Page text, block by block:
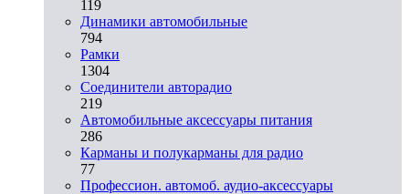
119
Динамики автомобильные
794
Рамки
1304
Соединители авторадио
219
Автомобильные аксессуары питания
286
Карманы и полукарманы для радио
77
Профессион. автомоб. аудио-аксессуары